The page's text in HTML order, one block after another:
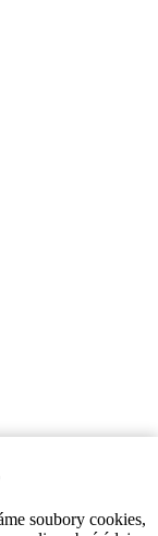
soubory cookies,